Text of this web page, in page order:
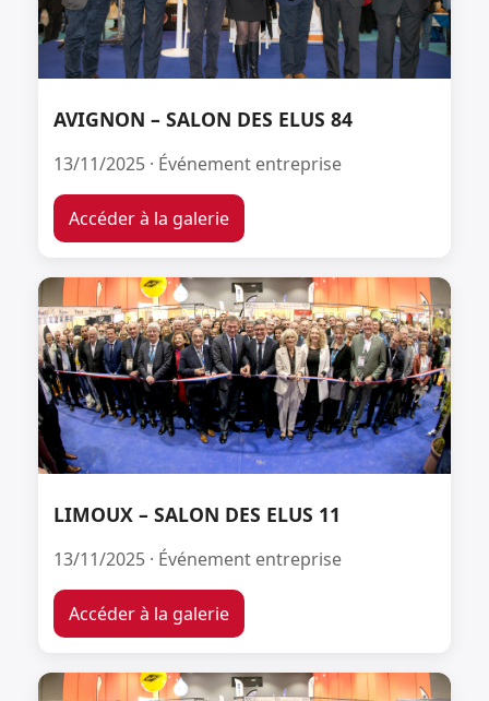
AVIGNON – SALON DES ELUS 84
13/11/2025 · Événement entreprise
Accéder à la galerie
LIMOUX – SALON DES ELUS 11
13/11/2025 · Événement entreprise
Accéder à la galerie